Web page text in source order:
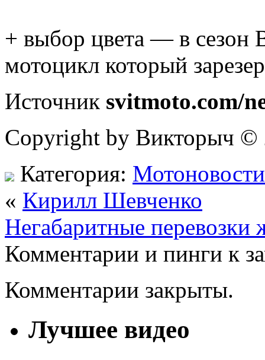
+ выбор цвета — в сезон
мотоцикл который
Источник svitmoto.com/
Copyright by Викторыч ©
Категория: Мотоновости
« Кирилл Шевченко
Негабаритные перевозки
Комментарии и пинги к
Комментарии закрыты.
Лучшее видео